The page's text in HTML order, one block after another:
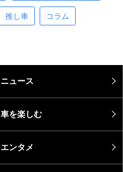
推し車 コラム
ニュース
車を楽しむ
エンタメ